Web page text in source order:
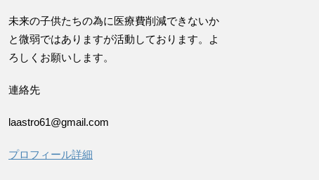
未来の子供たちの為に医療費削減できないか
と微弱ではありますが活動しております。よ
ろしくお願いします。
連絡先
laastro61@gmail.com
プロフィール詳細